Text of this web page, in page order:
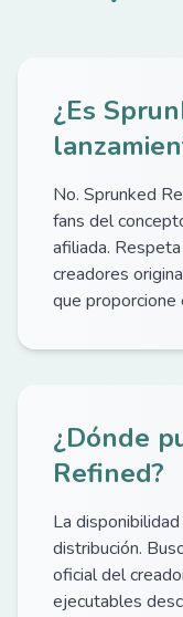
¿Es
No. Sprunked
fans del
afiliada.
creadores
que
¿Dónde
Refined?
La
distribución.
oficial del
ejecutables